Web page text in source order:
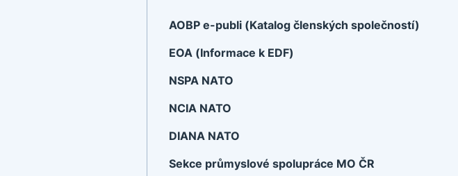
AOBP e-publi (Katalog členských společností)
EOA (Informace k EDF)
NSPA NATO
NCIA NATO
DIANA NATO
Sekce průmyslové spolupráce MO ČR